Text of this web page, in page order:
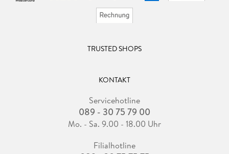
TRUSTED SHOPS
KONTAKT
Servicehotline
089 - 30 75 79 00
Mo. - Sa. 9.00 - 18.00 Uhr
Filialhotline